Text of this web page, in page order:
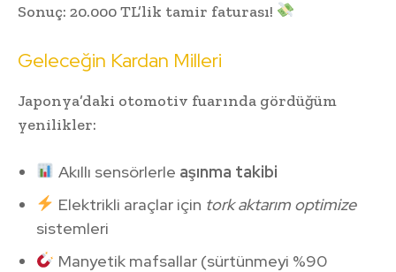
Sonuç: 20.000 TL’lik tamir faturası!
Geleceğin Kardan Milleri
Japonya’daki otomotiv fuarında gördüğüm
yenilikler:
Akıllı sensörlerle aşınma takibi
Elektrikli araçlar için tork aktarım optimize
sistemleri
Manyetik mafsallar (sürtünmeyi %90